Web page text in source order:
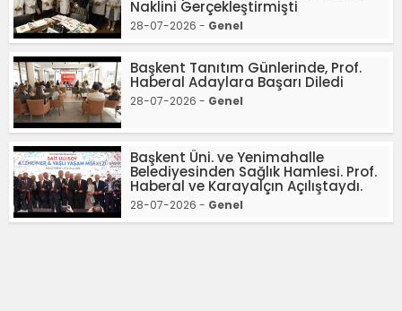
Naklini Gerçekleştirmişti
28-07-2026 - Genel
Başkent Tanıtım Günlerinde, Prof.
Haberal Adaylara Başarı Diledi
28-07-2026 - Genel
Başkent Üni. ve Yenimahalle
Belediyesinden Sağlık Hamlesi. Prof.
Haberal ve Karayalçın Açılıştaydı.
28-07-2026 - Genel